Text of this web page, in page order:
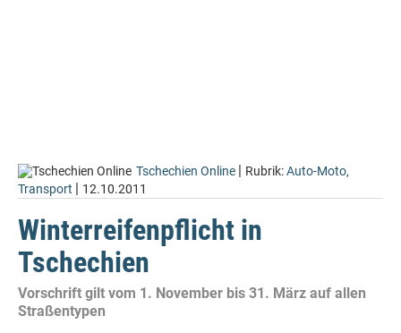
Tschechien Online | Rubrik:Auto-Moto,
Transport | 12.10.2011
Winterreifenpflicht in
Tschechien
Vorschrift gilt vom 1. November bis 31. März auf allen
Straßentypen